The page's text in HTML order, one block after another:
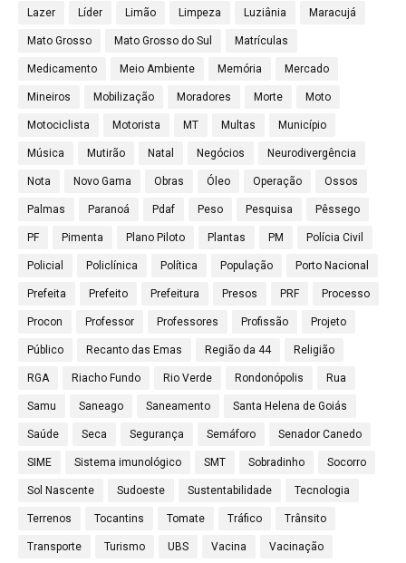
Lazer Líder Limão Limpeza Luziânia Maracujá
Mato Grosso Mato Grosso do Sul Matrículas
Medicamento Meio Ambiente Memória Mercado
Mineiros Mobilização Moradores Morte Moto
Motociclista Motorista MT Multas Município
Música Mutirão Natal Negócios Neurodivergência
Nota Novo Gama Obras Óleo Operação Ossos
Palmas Paranoá Pdaf Peso Pesquisa Pêssego
PF Pimenta Plano Piloto Plantas PM Polícia Civil
Policial Policlínica Política População Porto Nacional
Prefeita Prefeito Prefeitura Presos PRF Processo
Procon Professor Professores Profissão Projeto
Público Recanto das Emas Região da 44 Religião
RGA Riacho Fundo Rio Verde Rondonópolis Rua
Samu Saneago Saneamento Santa Helena de Goiás
Saúde Seca Segurança Semáforo Senador Canedo
SIME Sistema imunológico SMT Sobradinho Socorro
Sol Nascente Sudoeste Sustentabilidade Tecnologia
Terrenos Tocantins Tomate Tráfico Trânsito
Transporte Turismo UBS Vacina Vacinação